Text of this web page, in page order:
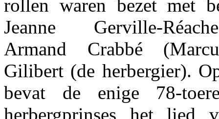
rollen waren bezet met
Jeanne Gerville-
Armand Crabbé
Gilibert (de herbergier).
bevat de enige 78-
herbergprinses het lied